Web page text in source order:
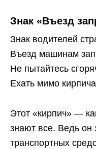
Знак «Въезд
Знак водителей
Въезд машинам
Не пытайтесь
Ехать мимо
Этот «кирпич» —
знают все. Ведь он
транспортных